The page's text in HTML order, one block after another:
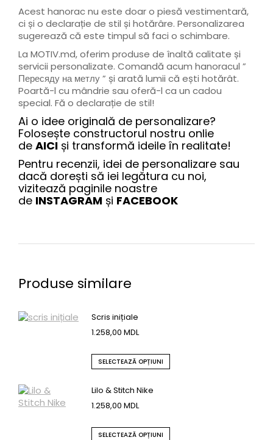
Acest hanorac nu este doar o piesă vestimentară,
ci și o declarație de stil și hotărâre. Personalizarea
sugerează că este timpul să faci o schimbare.
La MOTIV.md, oferim produse de înaltă calitate și
servicii personalizate. Comandă acum hanoracul ”
Пересяду на метлу ” și arată lumii că ești hotărât.
Poartă-l cu mândrie sau oferă-l ca un cadou
special. Fă o declarație de stil!
Ai o idee originală de personalizare?
Folosește constructorul nostru onlie
de AICI și transformă ideile în realitate!
Pentru recenzii, idei de personalizare sau
dacă dorești să iei legătura cu noi,
vizitează paginile noastre
de INSTAGRAM și FACEBOOK
Produse similare
Scris inițiale
1.258,00 MDL
SELECTEAZĂ OPȚIUNI
Lilo & Stitch Nike
1.258,00 MDL
SELECTEAZĂ OPȚIUNI